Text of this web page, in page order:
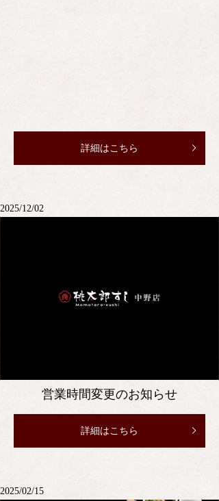
詳細はこちら
2025/12/02
営業時間変更のお知らせ
詳細はこちら
2025/02/15